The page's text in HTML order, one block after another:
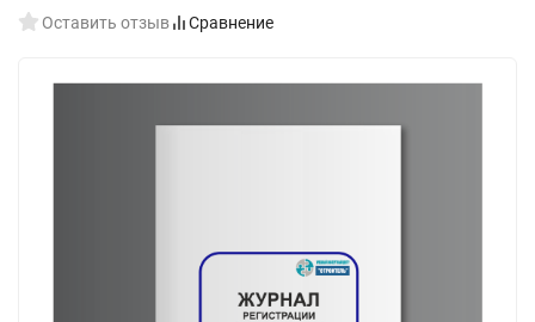
Оставить отзыв Сравнение